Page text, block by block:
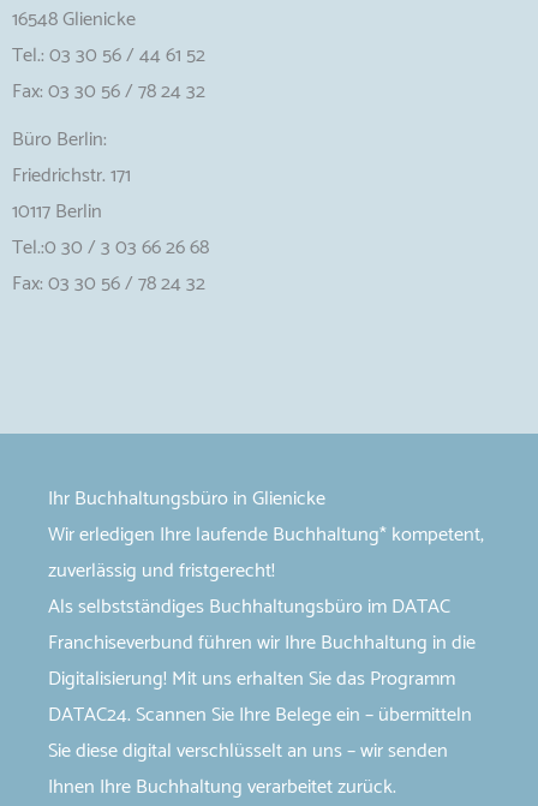
16548 Glienicke
Tel.: 03 30 56 / 44 61 52
Fax: 03 30 56 / 78 24 32
Büro Berlin:
Friedrichstr. 171
10117 Berlin
Tel.:0 30 / 3 03 66 26 68
Fax: 03 30 56 / 78 24 32
Ihr Buchhaltungsbüro in Glienicke
Wir erledigen Ihre laufende Buchhaltung* kompetent,
zuverlässig und fristgerecht!
Als selbstständiges Buchhaltungsbüro im DATAC
Franchiseverbund führen wir Ihre Buchhaltung in die
Digitalisierung! Mit uns erhalten Sie das Programm
DATAC24. Scannen Sie Ihre Belege ein – übermitteln
Sie diese digital verschlüsselt an uns – wir senden
Ihnen Ihre Buchhaltung verarbeitet zurück.